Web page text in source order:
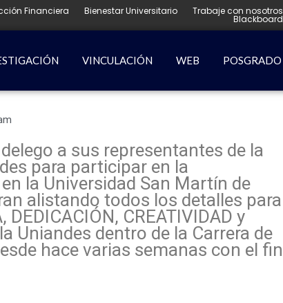
Financiera Bienestar Universitario Trabaje con nosotros
Blackboard
VINCULACIÓN WEB POSGRADO
a sus representantes de la
para participar en la
la Universidad San Martín de
alistando todos los detalles para
CREATIVIDAD y
Uniandes dentro de la Carrera de
hace varias semanas con el fin